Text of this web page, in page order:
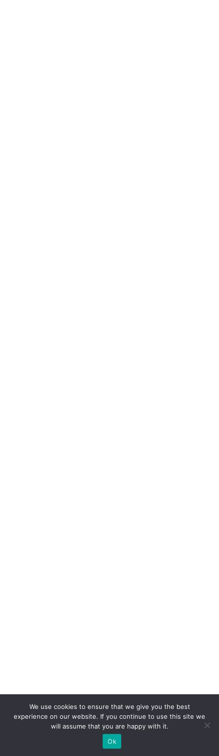
We use cookies to ensure that we give you the best
experience on our website. If you continue to use this site we
will assume that you are happy with it.
Ok